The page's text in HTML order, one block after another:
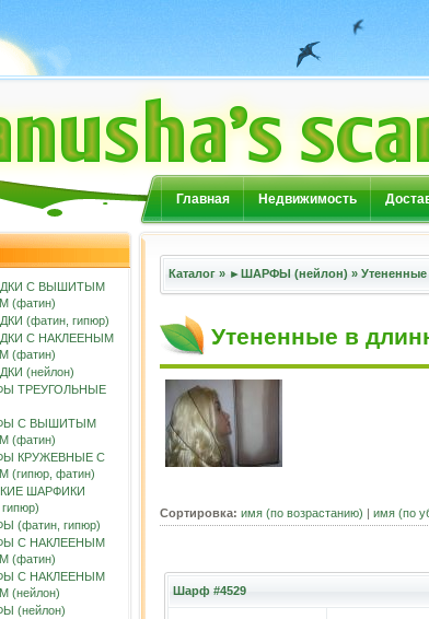
Главная Недвижимость
С ВЫШИТЫМ
(фатин)
(фатин, гипюр)
С НАКЛЕЕНЫМ
(фатин)
(нейлон)
ТРЕУГОЛЬНЫЕ
С ВЫШИТЫМ
(фатин)
КРУЖЕВНЫЕ С
(гипюр, фатин)
ШАРФИКИ
(фатин, гипюр)
С НАКЛЕЕНЫМ
(фатин)
С НАКЛЕЕНЫМ
(нейлон)
(нейлон)
Каталог » ►ШАРФЫ (нейлон) »
Утененные в
Сортировка: имя (по возрастанию) | имя (по
Шарф #4529